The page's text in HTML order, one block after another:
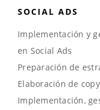
SOCIAL ADS
Implementación y
en Social Ads
Preparación de
Elaboración de
Implementación,